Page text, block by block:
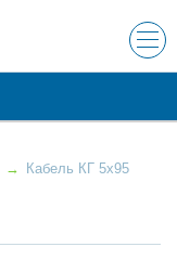
×
→ Кабель КГ 5x95